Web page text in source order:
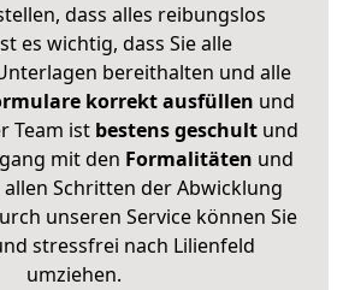
dass alles reibungslos
es wichtig, dass Sie alle
bereithalten und alle
korrekt ausfüllen und
Team ist bestens geschult und
mit den Formalitäten und
Schritten der Abwicklung
unseren Service können Sie
stressfrei nach Lilienfeld
umziehen.